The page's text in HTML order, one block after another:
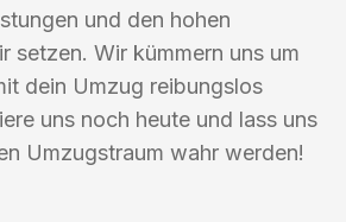
und den hohen
setzen. Wir kümmern uns um
dein Umzug reibungslos
uns noch heute und lass uns
Umzugstraum wahr werden!